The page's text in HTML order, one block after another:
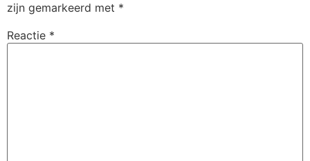
zijn gemarkeerd met *
Reactie *